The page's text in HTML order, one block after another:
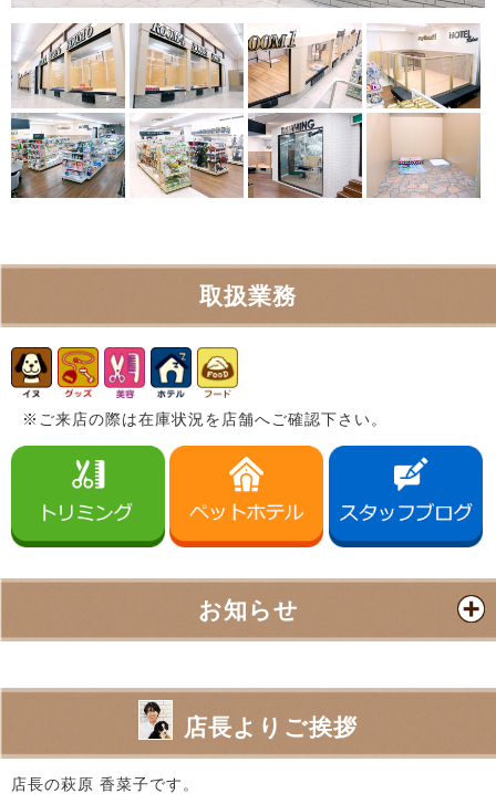
取扱業務
※ご来店の際は在庫状況を店舗へご確認下さい。
お知らせ
店長よりご挨拶
店長の萩原 香菜子です。